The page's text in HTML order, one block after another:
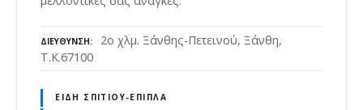
ΔΙΕΎΘΥΝΣΗ
2ο χλμ. Ξάνθης-Πετεινού, Ξάνθη,
Τ.Κ.67100
ΕΊΔΗ ΣΠΙΤΙΟΎ-ΈΠΙΠΛΑ